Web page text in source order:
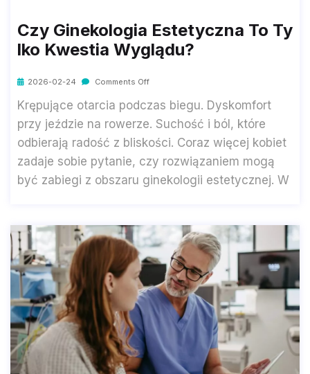
Czy Ginekologia Estetyczna To Ty
Lko Kwestia Wyglądu?
2026-02-24 Comments Off
Krępujące otarcia podczas biegu. Dyskomfort
przy jeździe na rowerze. Suchość i ból, które
odbierają radość z bliskości. Coraz więcej kobiet
zadaje sobie pytanie, czy rozwiązaniem mogą
być zabiegi z obszaru ginekologii estetycznej. W